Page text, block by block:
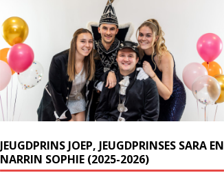
JEUGDPRINS JOEP, JEUGDPRINSES SARA EN
NARRIN SOPHIE (2025-2026)